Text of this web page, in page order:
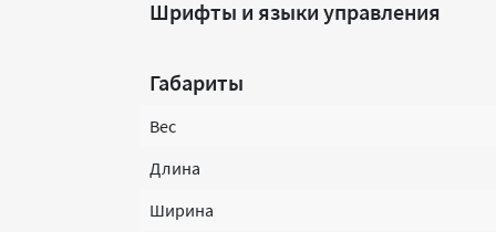
Шрифты и языки управления
Габариты
Вес
Длина
Ширина